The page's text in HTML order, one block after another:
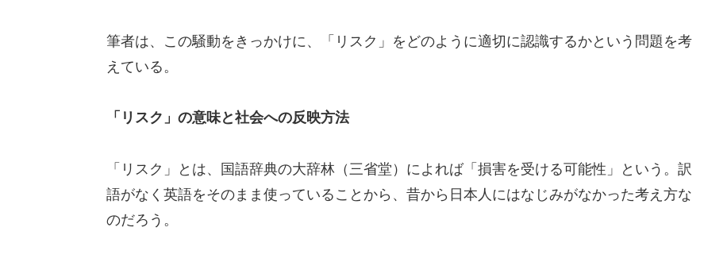
筆者は、この騒動をきっかけに、「リスク」をどのように適切に認識するかという問題を考
えている。
「リスク」の意味と社会への反映方法
「リスク」とは、国語辞典の大辞林（三省堂）によれば「損害を受ける可能性」という。訳
語がなく英語をそのまま使っていることから、昔から日本人にはなじみがなかった考え方な
のだろう。